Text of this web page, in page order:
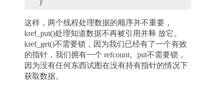
这样，两个线程处理数据的顺序并不重要，
kref_put()处理知道数据不再被引用并释 放它。
kref_get()不需要锁，因为我们已经有了一个有效
的指针，我们拥有一个 refcount。put不需要锁，
因为没有任何东西试图在没有持有指针的情况下
获取数据。